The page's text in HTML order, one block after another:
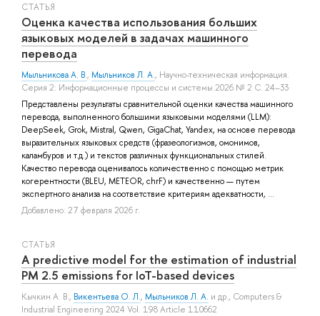
СТАТЬЯ
Оценка качества использования больших
языковых моделей в задачах машинного
перевода
Мыльникова А. В., Мыльников Л. А., Научно-техническая информация.
Серия 2: Информационные процессы и системы 2026 № 2 С. 24–33
Представлены результаты сравнительной оценки качества машинного
перевода, выполненного большими языковыми моделями (LLM):
DeepSeek, Grok, Mistral, Qwen, GigaChat, Yandex, на основе перевода
выразительных языковых средств (фразеологизмов, омонимов,
каламбуров и т.д.) и текстов различных функциональных стилей.
Качество перевода оценивалось количественно с помощью метрик
когерентности (BLEU, METEOR, chrF) и качественно — путем
экспертного анализа на соответствие критериям адекватности, ...
Добавлено: 27 февраля 2026 г.
СТАТЬЯ
A predictive model for the estimation of industrial
PM 2.5 emissions for IoT-based devices
Кычкин А. В., Викентьева О. Л., Мыльников Л. А. и др., Computers &
Industrial Engineering 2024 Vol. 198 Article 110662